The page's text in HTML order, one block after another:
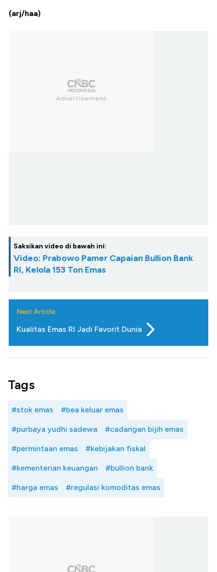
(arj/haa)
Saksikan video di bawah ini:
Video: Prabowo Pamer Capaian Bullion Bank
RI, Kelola 153 Ton Emas
Next Article
Kualitas Emas RI Jadi Favorit Dunia
Tags
#stok emas #bea keluar emas
#purbaya yudhi sadewa #cadangan bijih emas
#permintaan emas #kebijakan fiskal
#kementerian keuangan #bullion bank
#harga emas #regulasi komoditas emas